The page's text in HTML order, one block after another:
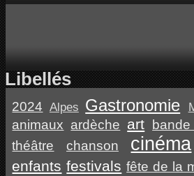
Libellés
2024 Alpes Gastronomie
animaux ardèche art
théâtre
chanson cinéma
enfants festivals fête de la